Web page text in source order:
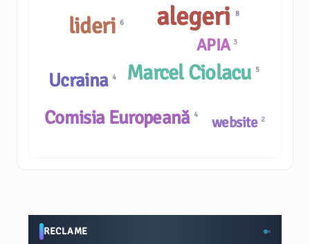
Marcel Ciolacu 5
Ucraina 4
website 2
lideri6 alegeri 8
APIA 3
Comisia Europeană 4
RECLAME